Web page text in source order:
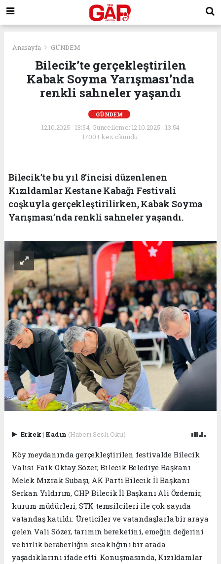
Anasayfa GÜNDEM
Bilecik’te gerçekleştirilen
Kabak Soyma Yarışması’nda
renkli sahneler yaşandı
GÜNDEM
12.10.2025 - 13:54, Güncelleme: 12.10.2025 - 13:54
1700+ kez okundu.
Bilecik’te bu yıl 8’incisi düzenlenen
Kızıldamlar Kestane Kabağı Festivali
coşkuyla gerçekleştirilirken, Kabak Soyma
Yarışması’nda renkli sahneler yaşandı.
Erkek| Kadın (Haberi Sesli Oku)
Köy meydanında gerçekleştirilen festivalde Bilecik
Valisi Faik Oktay Sözer, Bilecik Belediye Başkanı
Melek Mızrak Subaşı, AK Parti Bilecik İl Başkanı
Serkan Yıldırım, CHP Bilecik İl Başkanı Ali Özdemir,
kurum müdürleri, STK temsilcileri ile çok sayıda
vatandaş katıldı. Üreticiler ve vatandaşlarla bir araya
gelen Vali Sözer, tarımın bereketini, emeğin değerini
ve birlik beraberliğin sıcaklığını bir arada
yaşadıklarını ifade etti. Konuşmasında, Kızıldamlar